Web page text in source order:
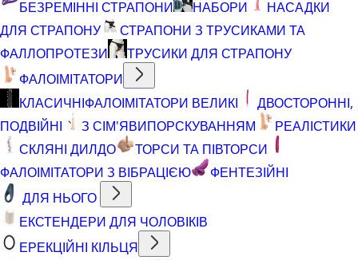
БЕЗРЕМІННІ СТРАПОНИ
НАБОРИ
НАСАДКИ
ДЛЯ СТРАПОНУ
СТРАПОНИ З ТРУСИКАМИ ТА
ФАЛЛОПРОТЕЗИ
ТРУСИКИ ДЛЯ СТРАПОНУ
ФАЛОІМІТАТОРИ
КЛАСИЧНІФАЛОІМІТАТОРИ ВЕЛИКІ
ДВОСТОРОННІ,
ПОДВІЙНІ
З СІМ'ЯВИПОРСКУВАННЯМ
РЕАЛІСТИКИ
СКЛЯНІ ДИЛДО
ТОРСИ ТА ПІВТОРСИ
ФАЛОІМІТАТОРИ З ВІБРАЦІЄЮ
ФЕНТЕЗІЙНІ
ДЛЯ НЬОГО
ЕКСТЕНДЕРИ ДЛЯ ЧОЛОВІКІВ
ЕРЕКЦІЙНІ КІЛЬЦЯ